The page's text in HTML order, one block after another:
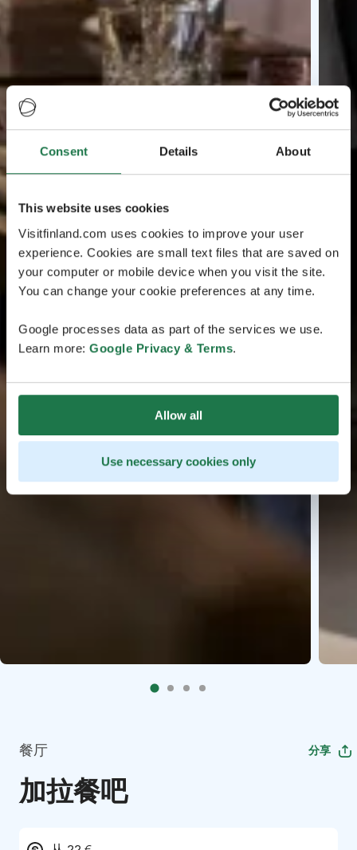
Consent Details About
This website uses cookies
Visitfinland.com uses cookies to improve your user
experience. Cookies are small text files that are saved on
your computer or mobile device when you visit the site.
You can change your cookie preferences at any time.
Google processes data as part of the services we use.
Learn more: Google Privacy & Terms.
Allow all
Use necessary cookies only
餐厅 分享
加拉餐吧